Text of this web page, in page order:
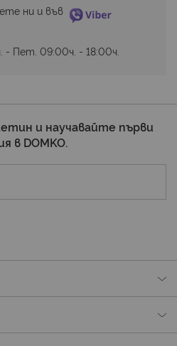
ни и във
Пет. 09:00ч. - 18:00ч.
и научавайте първи
в DOMKO.